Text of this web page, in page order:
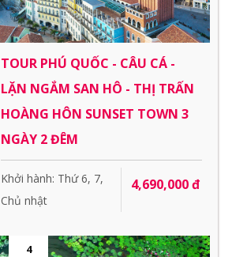
TOUR PHÚ QUỐC - CÂU CÁ -
LẶN NGẮM SAN HÔ - THỊ TRẤN
HOÀNG HÔN SUNSET TOWN 3
NGÀY 2 ĐÊM
Khởi hành: Thứ 6, 7,
Chủ nhật
4,690,000 đ
4